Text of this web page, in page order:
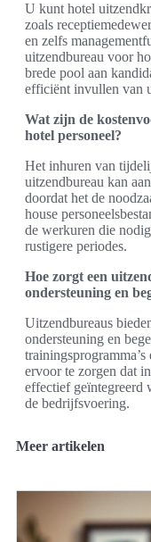
U kunt hotel
zoals
en zelfs
uitzendbureau voor
brede pool aan
efficiënt invullen van
Wat zijn de
hotel personeel?
Het inhuren van
uitzendbureau kan
doordat het de
house
de werkuren die
rustigere periodes.
Hoe zorgt een
ondersteuning en
Uitzendbureaus
ondersteuning en
ervoor te zorgen dat
effectief geïntegreerd
de bedrijfsvoering.
Meer artikelen